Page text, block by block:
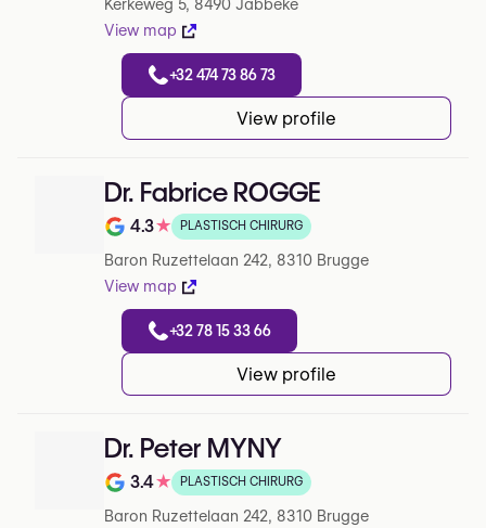
Kerkeweg 5, 8490 Jabbeke
View map
+32 474 73 86 73
View profile
Dr. Fabrice ROGGE
Note de 4.3 sur 5 sur Google
4.3★ PLASTISCH CHIRURG
Baron Ruzettelaan 242, 8310 Brugge
View map
+32 78 15 33 66
View profile
Dr. Peter MYNY
Note de 3.4 sur 5 sur Google
3.4★ PLASTISCH CHIRURG
Baron Ruzettelaan 242, 8310 Brugge